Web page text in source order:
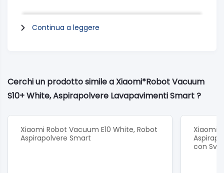
Pulizia a pressione* a umidità costante
Efficace rimozione di macchie per garantire una
pulizia e rimuovendo efficacemente le macchie
umide, secche e di altro tipo.
Forte assorbimento d'acqua e rimozione efficace
delle macchie
I panni lavapavimenti in tessuto (80% poliestere +
20% fibra di polipropilene modificata) mantengono
Continua a leggere
Cerchi un prodotto simile a Xiaomi*Robot Vacuum
S10+ White, Aspirapolvere Lavapavimenti Smart ?
Xiaomi Robot Vacuum E10 White, Robot
Aspirapolvere Smart
Xiaomi
con